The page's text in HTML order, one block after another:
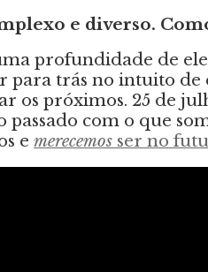
e diverso.
profundidade de
para trás no intuito de
os próximos. 25 de
passado com o que
e merecemos ser no